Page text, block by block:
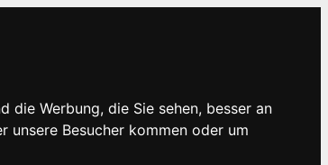
die Werbung, die Sie sehen, besser an
unsere Besucher kommen oder um